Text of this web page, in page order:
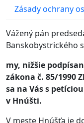
Zásady ochrany
Vážený pán
Banskobystrického
my, nižšie
zákona č. 85/1990
sa na Vás s
v Hnúšti.
V meste Hnúšťa je